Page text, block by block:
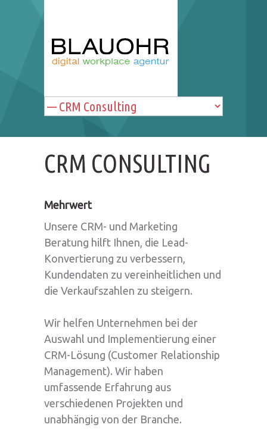
CRM CONSULTING
Mehrwert
Unsere CRM- und Marketing
Beratung hilft Ihnen, die Lead-
Konvertierung zu verbessern,
Kundendaten zu vereinheitlichen und
die Verkaufszahlen zu steigern.
Wir helfen Unternehmen bei der
Auswahl und Implementierung einer
CRM-Lösung (Customer Relationship
Management). Wir haben
umfassende Erfahrung aus
verschiedenen Projekten und
unabhängig von der Branche.